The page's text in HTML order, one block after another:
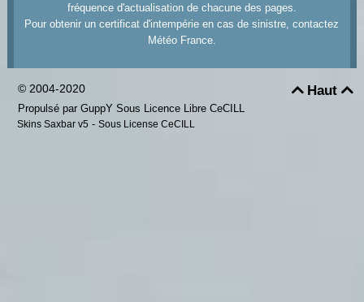
fréquence d'actualisation de chacune des pages.
Pour obtenir un certificat d'intempérie en cas de sinistre, contactez
Météo France.
Haut
© 2004-2020
Propulsé par GuppY Sous Licence Libre CeCILL
Skins Saxbar v5 - Sous License CeCILL